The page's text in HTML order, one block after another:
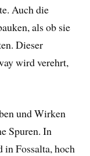
Auch die
als ob sie
Dieser
wird verehrt,
und Wirken
Spuren. In
in Fossalta, hoch